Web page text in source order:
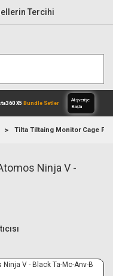
Tercihi
Alışverişe
Tilta Tiltaing Monitor Cage
Ninja V -